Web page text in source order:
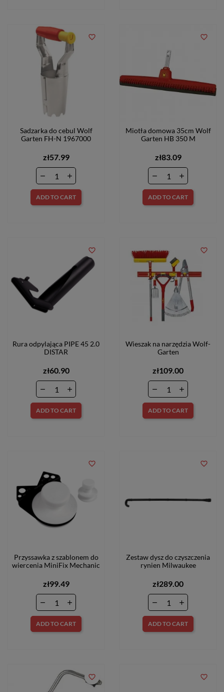
Sadzarka do cebul Wolf
Garten FH-N 1967000
zł57.99
ADD TO CART
favorite_border
Miotła domowa 35cm Wolf
Garten HB 350 M
zł83.09
ADD TO CART
favorite_border
Rura odpylająca PIPE 45 2.0
DISTAR
zł60.90
ADD TO CART
favorite_border
Wieszak na narzędzia Wolf-
Garten
zł109.00
ADD TO CART
favorite_border
Przyssawka z szablonem do
wiercenia MiniFix Mechanic
zł99.49
ADD TO CART
favorite_border
Zestaw dysz do czyszczenia
rynien Milwaukee
zł289.00
ADD TO CART
favorite_border
favorite_border favorite_border